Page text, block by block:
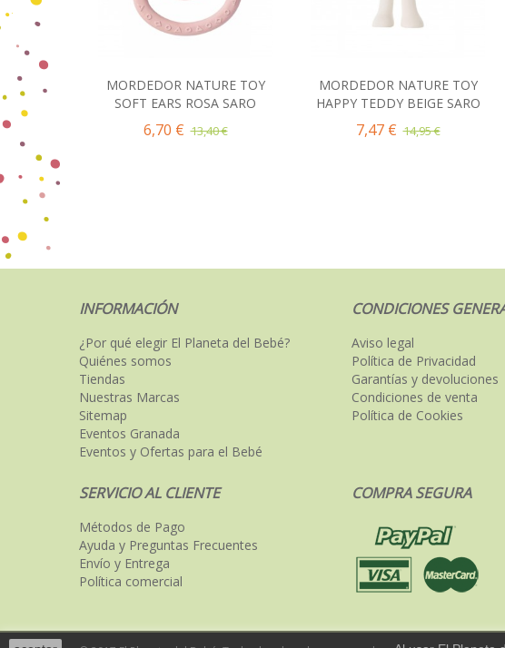
Añadir al carrito
MORDEDOR NATURE TOY
SOFT EARS ROSA SARO
6,70 € 13,40 €
Añadir al carrito
MORDEDOR NATURE TOY
HAPPY TEDDY BEIGE SARO
7,47 € 14,95 €
INFORMACIÓN
¿Por qué elegir El Planeta del Bebé?
Quiénes somos
Tiendas
Nuestras Marcas
Sitemap
Eventos Granada
Eventos y Ofertas para el Bebé
CONDICIONES
Aviso legal
Política de Privacidad
Garantías y devoluciones
Condiciones de venta
Política de Cookies
SERVICIO AL CLIENTE
Métodos de Pago
Ayuda y Preguntas Frecuentes
Envío y Entrega
Política comercial
COMPRA SEGURA